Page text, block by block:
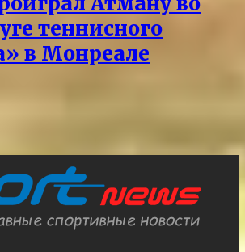
теннисного
в Монреале